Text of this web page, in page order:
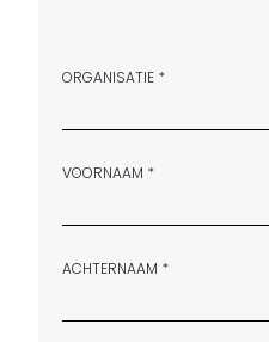
ORGANISATIE *
VOORNAAM *
ACHTERNAAM *